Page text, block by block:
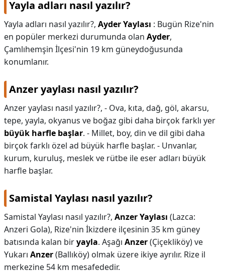
Yayla adları nasıl yazılır?
Yayla adları nasıl yazılır?, Ayder Yaylası : Bugün Rize'nin
en popüler merkezi durumunda olan Ayder,
Çamlıhemşin İlçesi'nin 19 km güneydoğusunda
konumlanır.
Anzer yaylası nasıl yazılır?
Anzer yaylası nasıl yazılır?, - Ova, kıta, dağ, göl, akarsu,
tepe, yayla, okyanus ve boğaz gibi daha birçok farklı yer
büyük harfle başlar. - Millet, boy, din ve dil gibi daha
birçok farklı özel ad büyük harfle başlar. - Unvanlar,
kurum, kuruluş, meslek ve rütbe ile eser adları büyük
harfle başlar.
Samistal Yaylası nasıl yazılır?
Samistal Yaylası nasıl yazılır?, Anzer Yaylası (Lazca:
Anzeri Gola), Rize'nin İkizdere ilçesinin 35 km güney
batısında kalan biryayla. Aşağı Anzer(Çiçekliköy) ve
Yukarı Anzer(Ballıköy) olmak üzere ikiye ayrılır. Rize il
merkezine 54 km mesafededir.